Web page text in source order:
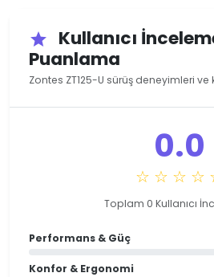
star
Kullanıcı
Puanlama
Zontes ZT125-U sürüş deneyimleri ve
0.0
☆ ☆ ☆ ☆
Toplam 0 Kullanıcı
Performans & Güç
Konfor & Ergonomi